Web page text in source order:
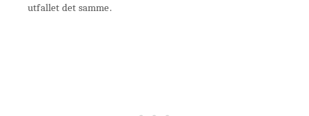
utfallet det samme.